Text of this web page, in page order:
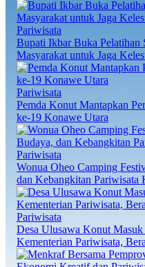
Pariwisata
Bupati Ikbar Buka Pelatihan
Masyarakat untuk Jaga
Pariwisata
Pemda Konut Mantapkan
ke-19 Konawe Utara
Pariwisata
Wonua Oheo Camping
dan Kebangkitan Pariwisata
Pariwisata
Desa Ulusawa Konut
Kementerian Pariwisata,